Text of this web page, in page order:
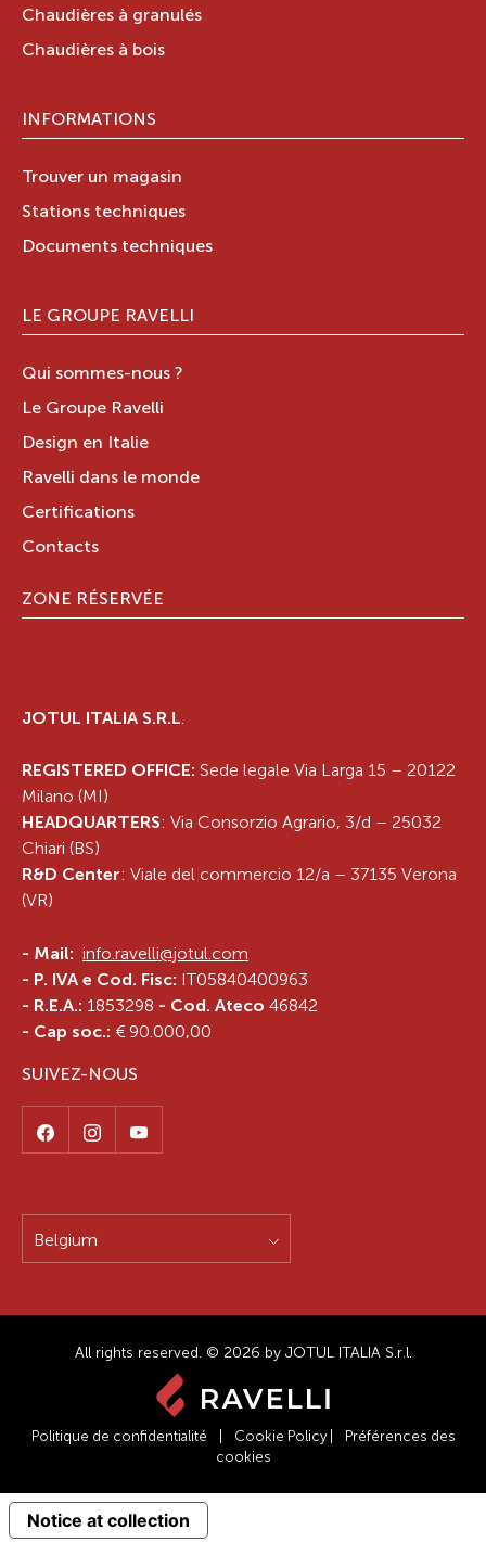
Chaudières à granulés
Chaudières à bois
INFORMATIONS
Trouver un magasin
Stations techniques
Documents techniques
LE GROUPE RAVELLI
Qui sommes-nous ?
Le Groupe Ravelli
Design en Italie
Ravelli dans le monde
Certifications
Contacts
ZONE RÉSERVÉE
JOTUL ITALIA S.R.L.
REGISTERED OFFICE: Sede legale Via Larga 15 – 20122
Milano (MI)
HEADQUARTERS: Via Consorzio Agrario, 3/d – 25032
Chiari (BS)
R&D Center: Viale del commercio 12/a – 37135 Verona
(VR)
- Mail: info.ravelli@jotul.com
- P. IVA e Cod. Fisc: IT05840400963
- R.E.A.: 1853298 - Cod. Ateco 46842
- Cap soc.: € 90.000,00
SUIVEZ-NOUS
Belgium
All rights reserved. © 2026 by JOTUL ITALIA S.r.l.
Politique de confidentialité Cookie Policy
Préférences des
cookies
Notice at collection